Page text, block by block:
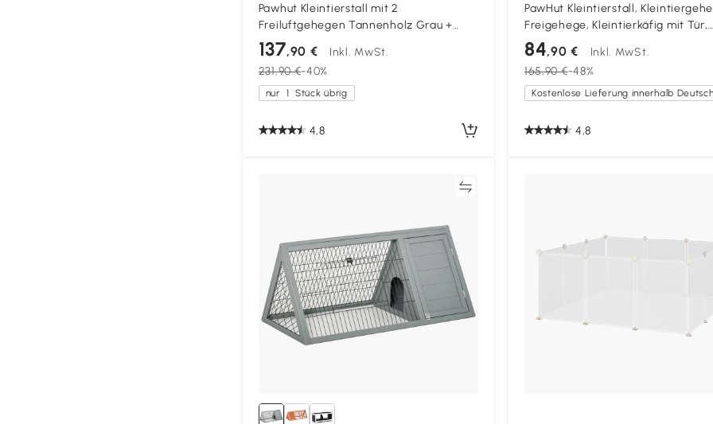
Pawhut Kleintierstall mit 2
Freiluftgehegen Tannenholz Grau +
Schwarz
137,90 €
Inkl. MwSt.
231,90 €-40%
nur 1 Stück übrig
4,8
PawHut Kleintierstall,
Freigehege, Kleintierkäfig mit Tür,
Meerschweinchenstall,
Kleintierhaus aus Tannenholz, 181 x
48 cm, Grau
84,90 €
Inkl. MwSt.
165,90 €-48%
4,8